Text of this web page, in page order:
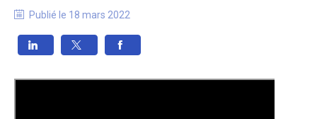
Publié le 18 mars 2022